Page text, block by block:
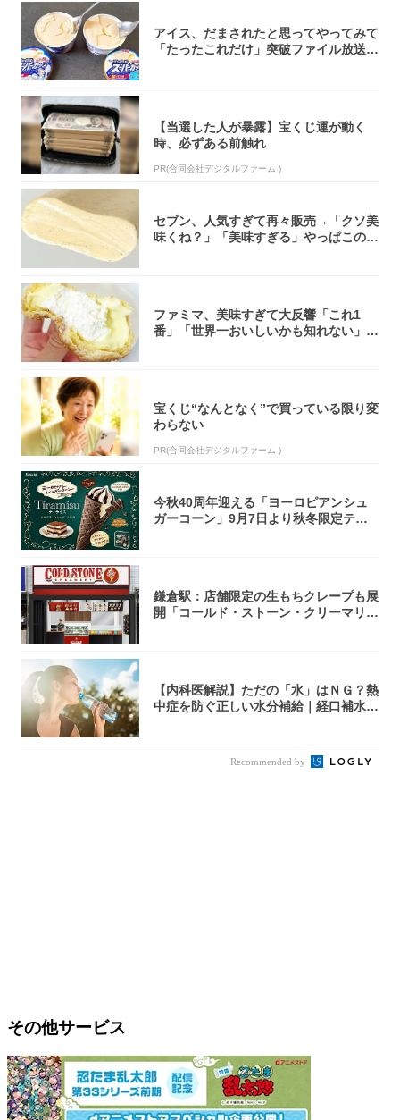
アイス、だまされたと思ってやってみて
「たったこれだけ」突破ファイル放送で
【当選した人が暴露】宝くじ運が動く
時、必ずある前触れ
PR(合同会社デジタルファーム )
セブン、人気すぎて再々販売→「クソ美
味くね？」「美味すぎる」やっぱこのク
ファミマ、美味すぎて大反響「これ1
番」「世界一おいしいかも知れない」
宝くじ“なんとなく”で買っている限り変
わらない
PR(合同会社デジタルファーム )
今秋40周年迎える「ヨーロピアンシュ
ガーコーン」9月7日より秋冬限定ティ
鎌倉駅：店舗限定の生もちクレープも展
開「コールド・ストーン・クリーマリ
【内科医解説】ただの「水」はＮＧ？熱
中症を防ぐ正しい水分補給｜経口補水
Recommended by
その他サービス